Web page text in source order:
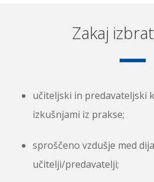
Zakaj
učiteljski in predavateljski
izkušnjami iz prakse;
sproščeno vzdušje med
učitelji/predavatelji;